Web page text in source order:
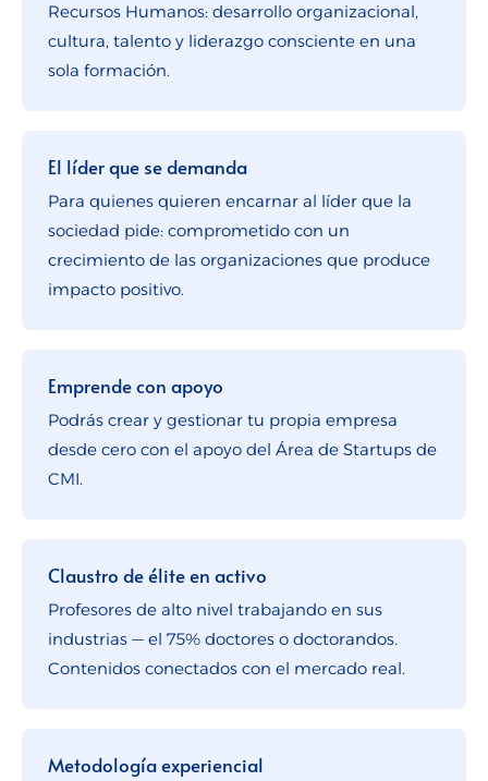
Recursos Humanos: desarrollo organizacional,
cultura, talento y liderazgo consciente en una
sola formación.
El líder que se demanda
Para quienes quieren encarnar al líder que la
sociedad pide: comprometido con un
crecimiento de las organizaciones que produce
impacto positivo.
Emprende con apoyo
Podrás crear y gestionar tu propia empresa
desde cero con el apoyo del Área de Startups de
CMI.
Claustro de élite en activo
Profesores de alto nivel trabajando en sus
industrias — el 75% doctores o doctorandos.
Contenidos conectados con el mercado real.
Metodología experiencial